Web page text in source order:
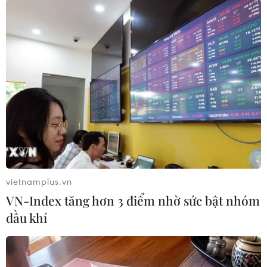
Cuộc quyết đấu giành tấm
vé bán kết duy nhất
07/08/2026 08:41
vọng tìm người cậu liệt sĩ
07/08/2026 08:40
Tiến "Bịp" hầu tòa trong vụ
án tổ chức sử dụng trái
07/08/2026 04:40
Nhanh chóng hoàn thiện
dự án kết nối vùng, sân bay
vietnamplus.vn
VN-Index tăng hơn 3 điểm nhờ sức bật nhóm
dầu khí